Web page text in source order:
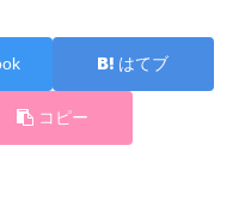
はてブ
コピー